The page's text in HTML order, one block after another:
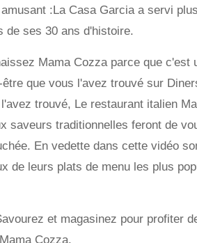
:La Casa Garcia a servi
de ses 30 ans d'histoire.
Mama Cozza parce que c'est
que vous l'avez trouvé sur
trouvé, Le restaurant italien
saveurs traditionnelles feront de
En vedette dans cette vidéo
de leurs plats de menu les plus
et magasinez pour profiter
Cozza.